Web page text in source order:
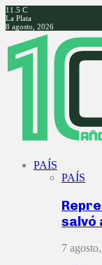
11.5 C
La Plata
8 agosto, 2026
Facebook
Twitter
Instagram
Youtube
PAÍS
PAÍS
salvó
7